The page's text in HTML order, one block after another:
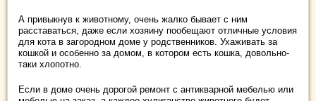
А привыкнув к животному, очень жалко бывает с ним
расставаться, даже если хозяину пообещают отличные условия
для кота в загородном доме у родственников. Ухаживать за
кошкой и особенно за домом, в котором есть кошка, довольно-
таки хлопотно.
Если в доме очень дорогой ремонт с антикварной мебелью или